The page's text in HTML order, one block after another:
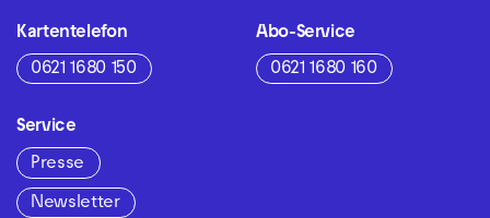
Kartentelefon
0621 1680 150
Abo-Service
0621 1680 160
Service
Presse
Newsletter